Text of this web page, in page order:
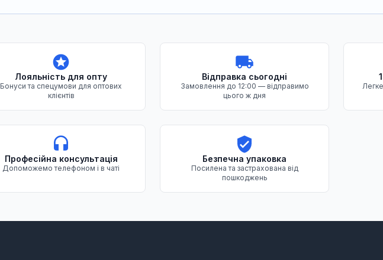
Лояльність для опту
Бонуси та спецумови для оптових
клієнтів
Відправка сьогодні
Замовлення до 12:00 — відправимо
цього ж дня
Професійна консультація
Допоможемо телефоном і в чаті
Безпечна упаковка
Посилена та застрахована від
пошкоджень